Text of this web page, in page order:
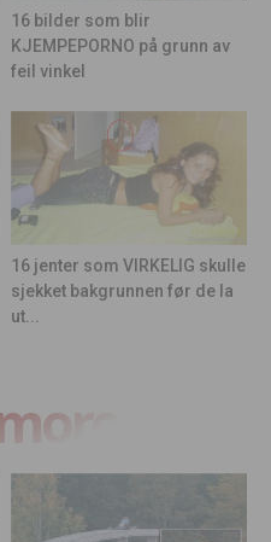
16 bilder som blir
KJEMPEPORNO på grunn av
feil vinkel
16 jenter som VIRKELIG skulle
sjekket bakgrunnen før de la
ut...